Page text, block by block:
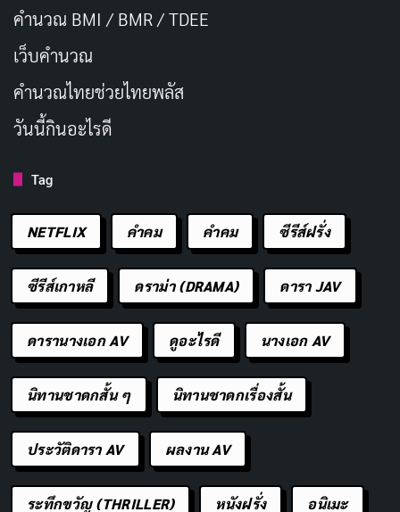
EPISODES
TV Series
IMDB RATING
7.6 /10
MYDRAMALIST
8.2
TMDB
7.1
ความปรารถนาในชีวิตดงจูคือการเป็นนักเขียนที่มีชื่อ
เสียงเหมือนกับคนที่มีชื่อเดียวกับเขา ได้มีที่ยืนอยู่
ท่ามกลางคนเก่ง ๆ มากมายในวงการน้ำหมึก ทว่า
สถานการณ์ปัจจุบันของเขากลับสิ้นหวังแบบสุด ๆ วัน
หนึ่ง เด็กหนุ่มลึกลับที่มีพลังพิเศษคนหนึ่งชื่อคังซาน ได้
เข้ามาในชีวิตเขา ตัวตนและที่มาของซานไม่ได้มีความ
สลักสำคัญอะไรกับดงจู แต่ซานกลับดึงดงจูเข้าสู่ความ
โกลาหลวุ่นวาย ในขณะที่ดงจูเองก็ติดกับความเป็นจริง
อันปั่นป่วนของชีวิตอยู่แล้ว แต่แล้วดงจูก็ได้บังเอิญไป
STREAM ON
Netflix Monomax
คำนวณ BMI / BMR / TDEE
เว็บคํานวณ
คํานวณไทยช่วยไทยพลัส
วันนี้กินอะไรดี
Tag
NETFLIX คำคม คําคม ซีรีส์ฝรั่ง
ซีรีส์เกาหลี ดราม่า (DRAMA) ดารา JAV
ดารานางเอก AV ดูอะไรดี นางเอก AV
นิทานชาดกสั้น ๆ นิทานชาดกเรื่องสั้น
ประวัติดารา AV ผลงาน AV
ระทึกขวัญ (THRILLER) หนังฝรั่ง อนิเมะ